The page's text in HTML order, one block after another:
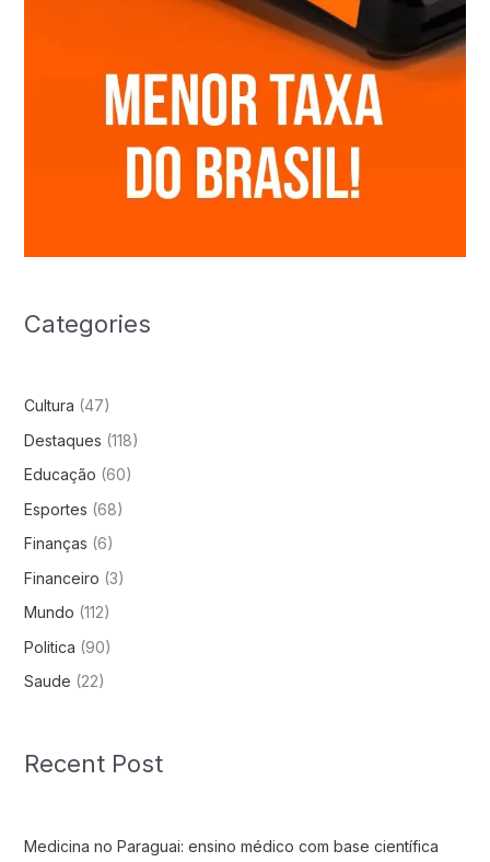
Categories
Cultura (47)
Destaques (118)
Educação (60)
Esportes (68)
Finanças (6)
Financeiro (3)
Mundo (112)
Politica (90)
Saude (22)
Recent Post
Medicina no Paraguai: ensino médico com base científica